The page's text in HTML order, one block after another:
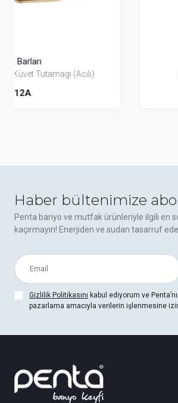
Ph2412 History Antik
Haber bültenimize
Penta banyo ve mutfak ürünleriyle ilgili en
kaçırmayın! Enerjiden ve sudan tasarruf
Gizlilik Politikasını kabul ediyorum ve
pazarlama amacıyla verilerin işlenmesine